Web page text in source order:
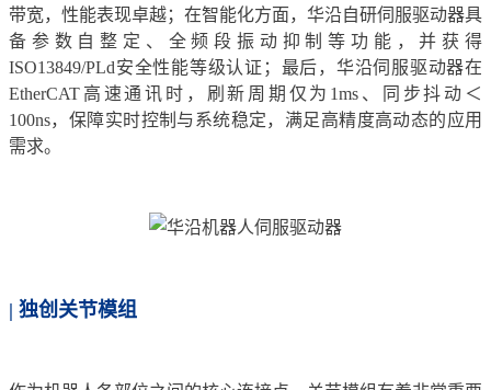
带宽，性能表现卓越；在智能化方面，华沿自研伺服驱动器具
备参数自整定、全频段振动抑制等功能，并获得
ISO13849/PLd安全性能等级认证；最后，华沿伺服驱动器在
EtherCAT高速通讯时，刷新周期仅为1ms、同步抖动＜
100ns，保障实时控制与系统稳定，满足高精度高动态的应用
需求。
| 独创关节模组